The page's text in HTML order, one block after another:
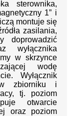
sterownika,
1” i
montuje się
zasilania,
wyłącznika
w skrzynce
wodę
Wyłącznik
w zbiorniku i
tj. poziom
otwarcie
oraz poziom